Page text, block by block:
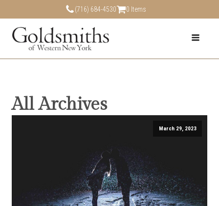
(716) 684-4530 0 Items
All Archives
March 29, 2023